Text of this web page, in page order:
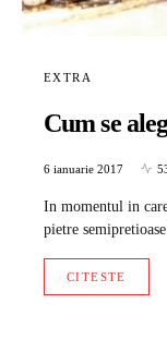
EXTRA
Cum se
6 ianuarie 2017
In momentul in
pietre
CITESTE